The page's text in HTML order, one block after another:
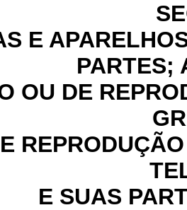
E
PARTES;
OU DE
E SUAS